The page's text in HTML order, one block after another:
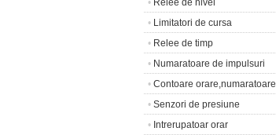
• Relee de nivel
• Limitatori de cursa
• Relee de timp
• Numaratoare de impulsuri
• Contoare orare,numaratoare
• Senzori de presiune
• Intrerupatoar orar